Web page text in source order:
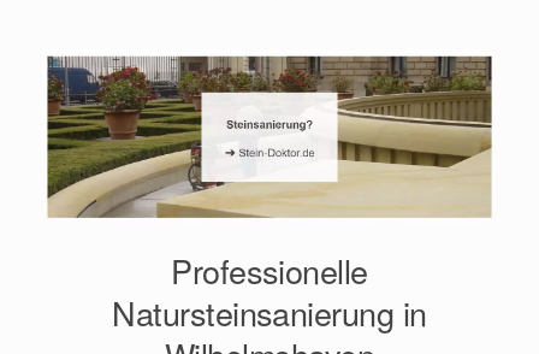
Professionelle
Natursteinsanierung in